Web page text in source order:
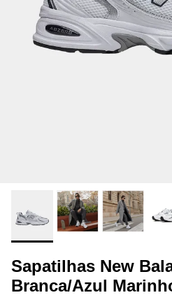
Sapatilhas New
Branca/Azul